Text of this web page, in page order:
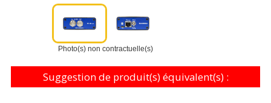
Photo(s) non contractuelle(s)
Suggestion de produit(s) équivalent(s) :